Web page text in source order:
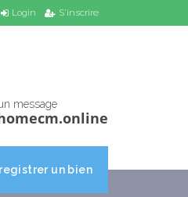
Login S'inscrire
message
un bien